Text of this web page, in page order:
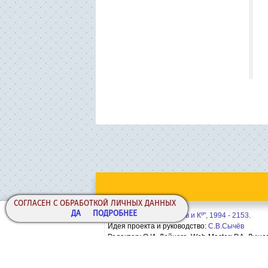
СОГЛАСЕН С ОБРАБОТКОЙ ЛИЧНЫХ ДАННЫХ
ДА
ПОДРОБНЕЕ
Copyright© ООО "Сычёв и Кº", 1994 - 2153.
Идея проекта и руководство: С.В.Сычёв
Редактор: О.И. Дейнега. Web-Master: Р.А.